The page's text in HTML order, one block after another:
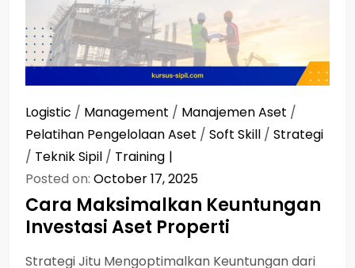
Logistic / Management / Manajemen Aset /
Pelatihan Pengelolaan Aset / Soft Skill / Strategi
/ Teknik Sipil / Training
Posted on: October 17, 2025
Cara Maksimalkan Keuntungan
Investasi Aset Properti
Strategi Jitu Mengoptimalkan Keuntungan dari